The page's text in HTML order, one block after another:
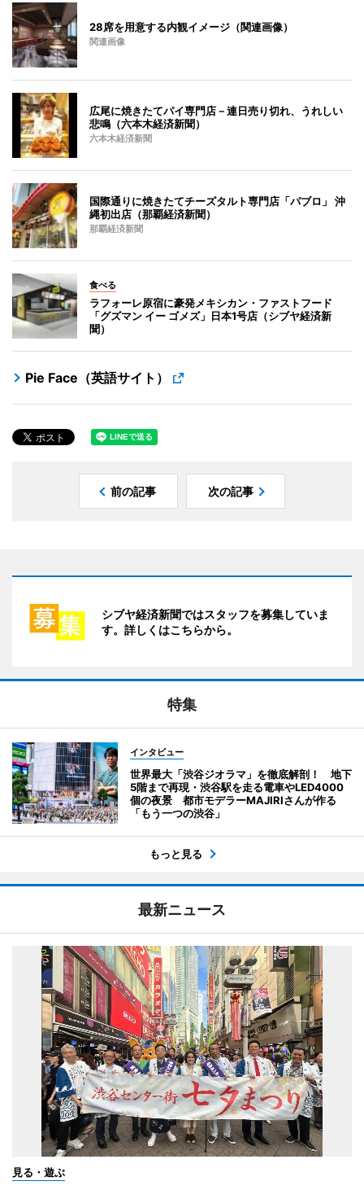
28席を用意する内観イメージ（関連画像）
関連画像
広尾に焼きたてパイ専門店－連日売り切れ、うれしい
悲鳴（六本木経済新聞）
六本木経済新聞
国際通りに焼きたてチーズタルト専門店「パブロ」 沖
縄初出店（那覇経済新聞）
那覇経済新聞
食べる
ラフォーレ原宿に豪発メキシカン・ファストフード
「グズマン イー ゴメズ」日本1号店（シブヤ経済新
聞）
Pie Face（英語サイト）
前の記事 次の記事
シブヤ経済新聞ではスタッフを募集していま
す。詳しくはこちらから。
特集
インタビュー
世界最大「渋谷ジオラマ」を徹底解剖！ 地下
5階まで再現・渋谷駅を走る電車やLED4000
個の夜景 都市モデラーMAJIRIさんが作る
「もう一つの渋谷」
もっと見る
最新ニュース
見る・遊ぶ